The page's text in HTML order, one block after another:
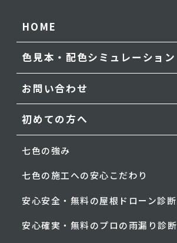
HOME
色見本・配色シミュレーション
お問い合わせ
初めての方へ
七色の強み
七色の施工への安心こだわり
安心安全・無料の屋根ドローン診断
安心確実・無料のプロの雨漏り診断